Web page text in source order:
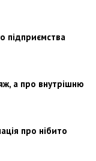
підприємства
а про внутрішню
про нібито